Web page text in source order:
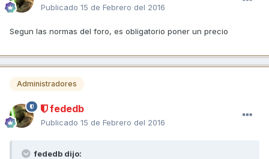
Publicado 15 de Febrero del 2016
Segun las normas del foro, es obligatorio poner un precio
Administradores
fededb
Publicado 15 de Febrero del 2016
fededb dijo: